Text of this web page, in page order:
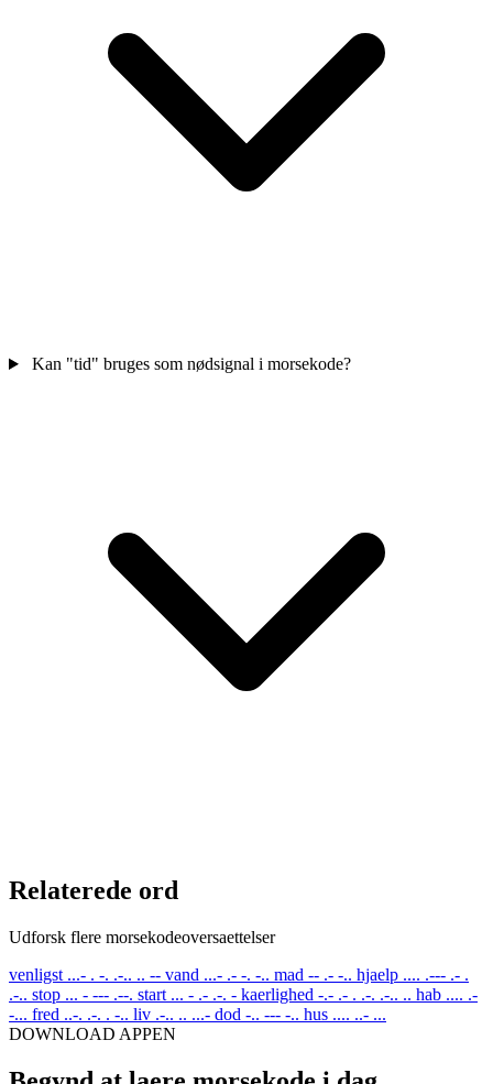
Kan "tid" bruges som nødsignal i morsekode?
Relaterede ord
Udforsk flere morsekodeoversaettelser
venligst ...- . -. .-.. .. -- vand ...- .- -. -.. mad -- .- -.. hjaelp .... .--- .- .
.-.. stop ... - --- .--. start ... - .- .-. - kaerlighed -.- .- . .-. .-.. .. hab .... .-
-... fred ..-. .-. . -.. liv .-.. .. ...- dod -.. --- -.. hus .... ..- ...
DOWNLOAD APPEN